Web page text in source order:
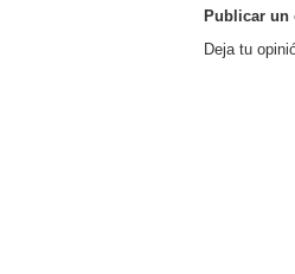
Publicar un
Deja tu